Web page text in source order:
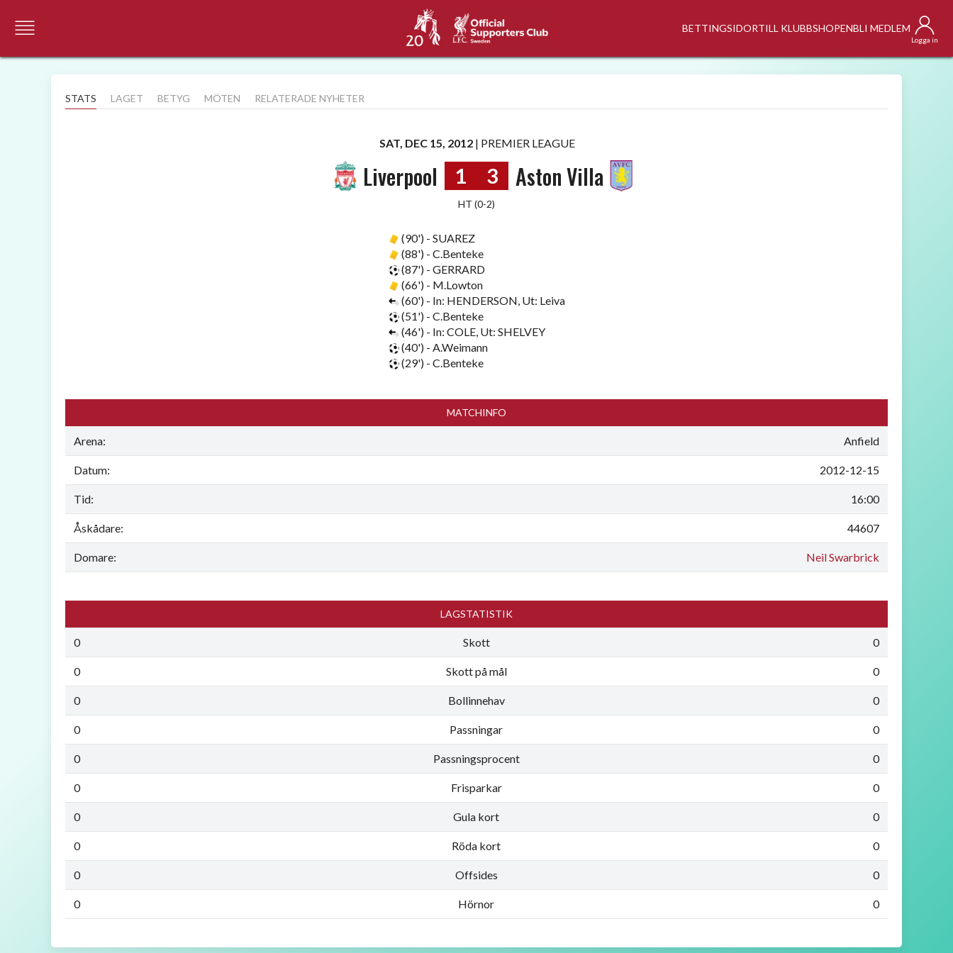
BETTINGSIDORTILL KLUBBSHOPENBLI MEDLEM
Logga in
STATS LAGET BETYG MÖTEN RELATERADE NYHETER
SAT, DEC 15, 2012 | PREMIER LEAGUE
Liverpool 1 3 Aston Villa
HT (0-2)
(90') - SUAREZ
(88') - C.Benteke
(87') - GERRARD
(66') - M.Lowton
(60') - In: HENDERSON, Ut: Leiva
(51') - C.Benteke
(46') - In: COLE, Ut: SHELVEY
(40') - A.Weimann
(29') - C.Benteke
MATCHINFO
Arena: Anfield
Datum: 2012-12-15
Tid: 16:00
Åskådare: 44607
Domare: Neil Swarbrick
LAGSTATISTIK
0 Skott 0
0 Skott på mål 0
0 Bollinnehav 0
0 Passningar 0
0 Passningsprocent 0
0 Frisparkar 0
0 Gula kort 0
0 Röda kort 0
0 Offsides 0
0 Hörnor 0